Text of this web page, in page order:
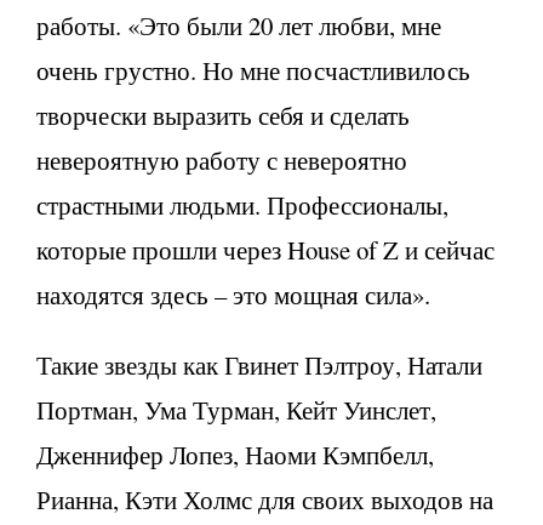
работы. «Это были 20 лет любви, мне
очень грустно. Но мне посчастливилось
творчески выразить себя и сделать
невероятную работу с невероятно
страстными людьми. Профессионалы,
которые прошли через House of Z и сейчас
находятся здесь – это мощная сила».
Такие звезды как Гвинет Пэлтроу, Натали
Портман, Ума Турман, Кейт Уинслет,
Дженнифер Лопез, Наоми Кэмпбелл,
Рианна, Кэти Холмс для своих выходов на